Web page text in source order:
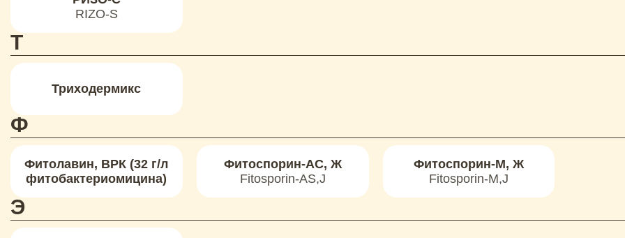
RIZO-S
Т
Триходермикс
Ф
Фитолавин, ВРК (32 г/л
фитобактериомицина)
Фитоспорин-АС, Ж
Fitosporin-AS,J
Фитоспорин-М, Ж
Fitosporin-M,J
Э